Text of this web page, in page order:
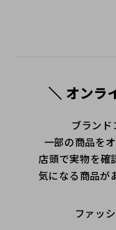
＼ オンラ
ブランド
一部の商品を
店頭で実物を確
気になる商品が
ファッ